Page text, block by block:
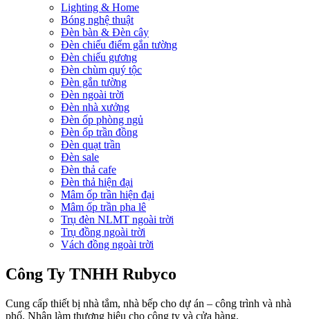
Lighting & Home
Bóng nghệ thuật
Đèn bàn & Đèn cây
Đèn chiếu điểm gắn tường
Đèn chiếu gương
Đèn chùm quý tộc
Đèn gắn tường
Đèn ngoài trời
Đèn nhà xưởng
Đèn ốp phòng ngủ
Đèn ốp trần đồng
Đèn quạt trần
Đèn sale
Đèn thả cafe
Đèn thả hiện đại
Mâm ốp trần hiện đại
Mâm ốp trần pha lê
Trụ đèn NLMT ngoài trời
Trụ đồng ngoài trời
Vách đồng ngoài trời
Công Ty TNHH Rubyco
Cung cấp thiết bị nhà tắm, nhà bếp cho dự án – công trình và nhà
phố. Nhận làm thương hiệu cho công ty và cửa hàng.